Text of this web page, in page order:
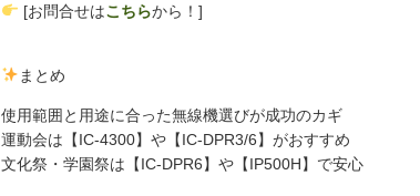
[お問合せはこちらから！]
まとめ
使用範囲と用途に合った無線機選びが成功のカギ
運動会は【IC-4300】や【IC-DPR3/6】がおすすめ
文化祭・学園祭は【IC-DPR6】や【IP500H】で安心